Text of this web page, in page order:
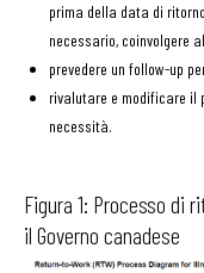
prima della data di
necessario, coinvolgere
prevedere un follow-up
rivalutare e modificare il
necessità.
Figura 1: Processo di
il Governo canadese